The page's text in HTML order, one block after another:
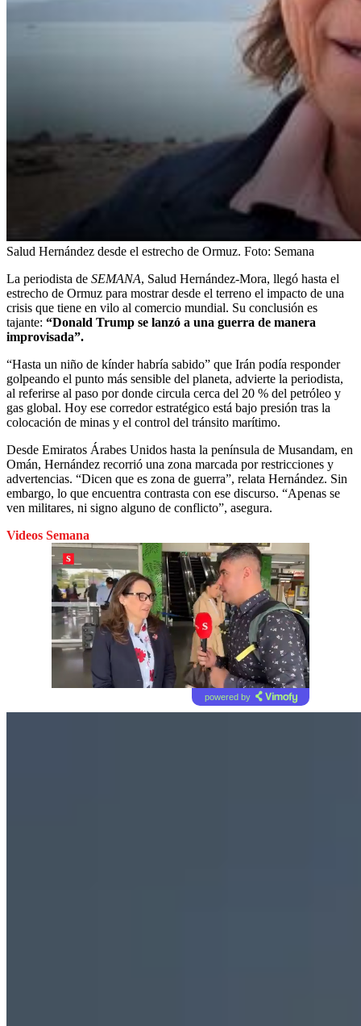
Salud Hernández desde el estrecho de Ormuz. Foto: Semana
La periodista de SEMANA, Salud Hernández-Mora, llegó hasta el
estrecho de Ormuz para mostrar desde el terreno el impacto de una
crisis que tiene en vilo al comercio mundial. Su conclusión es
tajante: “Donald Trump se lanzó a una guerra de manera
improvisada”.
“Hasta un niño de kínder habría sabido” que Irán podía responder
golpeando el punto más sensible del planeta, advierte la periodista,
al referirse al paso por donde circula cerca del 20 % del petróleo y
gas global. Hoy ese corredor estratégico está bajo presión tras la
colocación de minas y el control del tránsito marítimo.
Desde Emiratos Árabes Unidos hasta la península de Musandam, en
Omán, Hernández recorrió una zona marcada por restricciones y
advertencias. “Dicen que es zona de guerra”, relata Hernández. Sin
embargo, lo que encuentra contrasta con ese discurso. “Apenas se
ven militares, ni signo alguno de conflicto”, asegura.
Videos Semana
powered by